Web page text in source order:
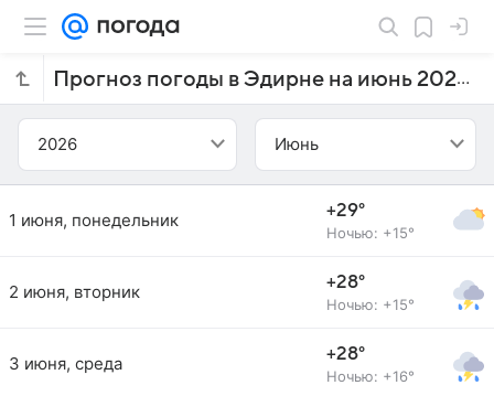
Прогноз погоды в Эдирне на июнь 2026 года
2026 Июнь
1 июня, понедельник +29°
Ночью: +15°
2 июня, вторник +28°
Ночью: +15°
3 июня, среда +28°
Ночью: +16°